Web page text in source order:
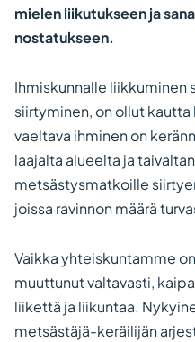
mielen liikutukseen ja
nostatukseen.
Ihmiskunnalle liikkuminen
siirtyminen, on ollut
vaeltava ihminen on
laajalta alueelta ja
metsästysmatkoille
joissa ravinnon määrä
Vaikka yhteiskuntamme
muuttunut valtavasti,
liikettä ja liikuntaa.
metsästäjä-keräilijän